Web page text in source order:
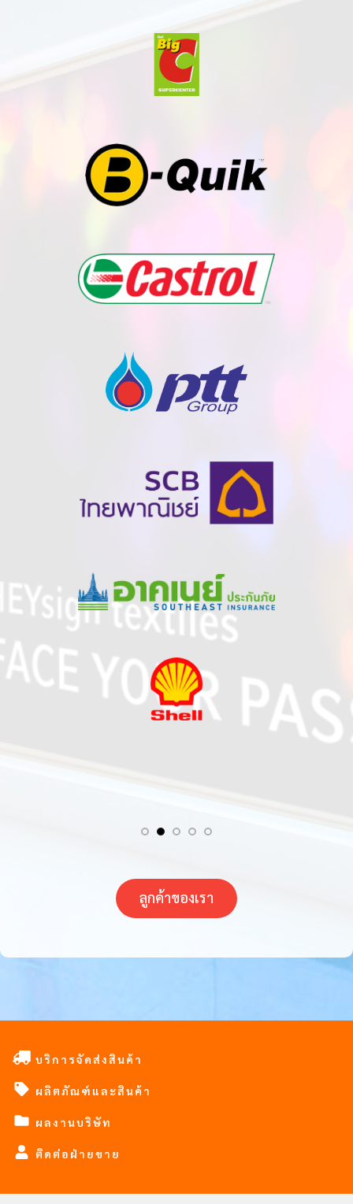
ลูกค้าของเรา
บริการจัดส่งสินค้า
ผลิตภัณฑ์และสินค้า
ผลงานบริษัท
ติดต่อฝ่ายขาย